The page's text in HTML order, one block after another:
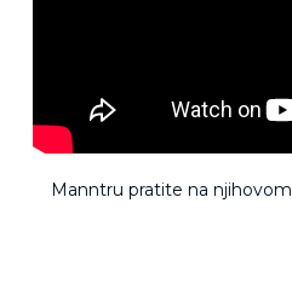
Manntru pratite na njihovom